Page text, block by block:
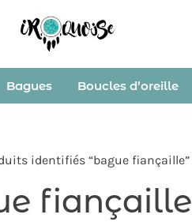
Bagues Boucles d’oreille
identifiés “bague fiançaille”
fiançaille